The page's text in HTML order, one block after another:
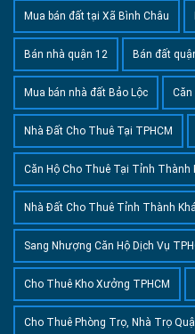
Mua bán đất tại Xã Bình Châu
Bán nhà quận 12 Bán đất
Mua bán nhà đất Bảo Lộc Căn
Nhà Đất Cho Thuê Tại TPHCM
Căn Hộ Cho Thuê Tại Tỉnh Thành
Nhà Đất Cho Thuê Tỉnh Thành
Sang Nhượng Căn Hộ Dịch Vụ
Cho Thuê Kho Xưởng TPHCM
Cho Thuê Phòng Trọ, Nhà Trọ